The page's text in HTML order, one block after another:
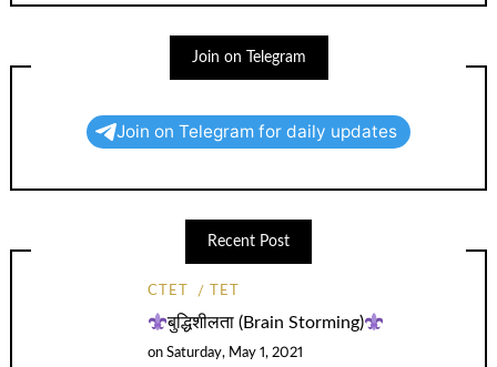
Join on Telegram
Join on Telegram for daily updates
Recent Post
CTET TET
बुद्धिशीलता (Brain Storming)
onSaturday, May 1, 2021